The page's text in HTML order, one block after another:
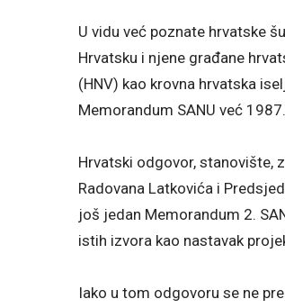
U vidu već poznate hrvatske
Hrvatsku i njene građane
(HNV) kao krovna hrvatska
Memorandum SANU već
Hrvatski odgovor, stanovište,
Radovana Latkovića i
još jedan Memorandum 2.
istih izvora kao nastavak
Iako u tom odgovoru se ne